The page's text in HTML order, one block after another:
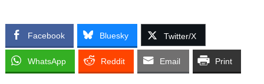
Facebook Bluesky Twitter/X
WhatsApp Reddit Email Print